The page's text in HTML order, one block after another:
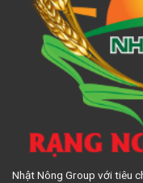
Nhật Nông Group với tiêu